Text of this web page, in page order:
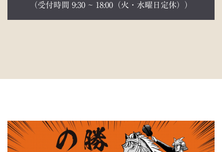
（受付時間 9:30 ~ 18:00（火・水曜日定休））